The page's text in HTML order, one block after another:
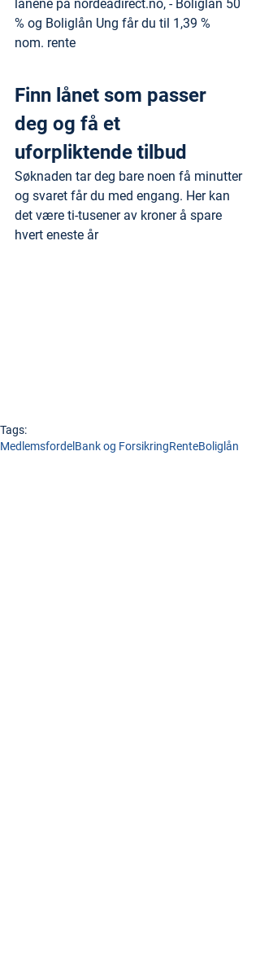
lånene på nordeadirect.no, - Boliglån 50
% og Boliglån Ung får du til 1,39 %
nom. rente
Finn lånet som passer
deg og få et
uforpliktende tilbud
Søknaden tar deg bare noen få minutter
og svaret får du med engang. Her kan
det være ti-tusener av kroner å spare
hvert eneste år
Tags:
Medlemsfordel Bank og ForsikringRenteBoliglån